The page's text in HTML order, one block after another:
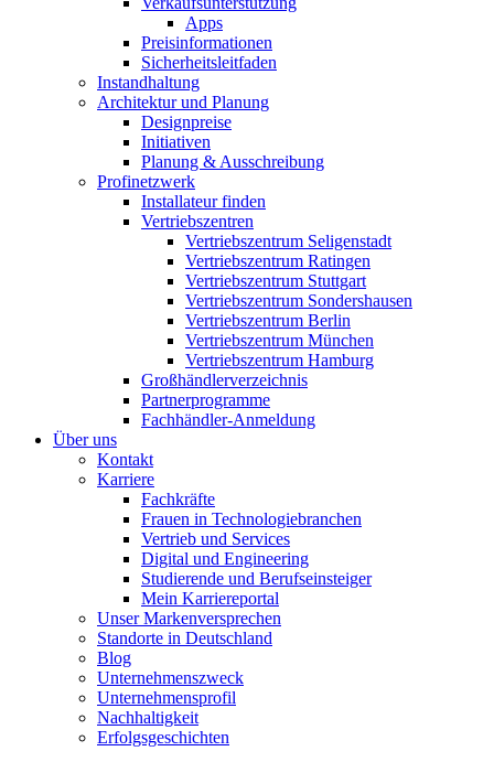
Apps
Preisinformationen
Sicherheitsleitfaden
Instandhaltung
Architektur und Planung
Designpreise
Initiativen
Planung & Ausschreibung
Profinetzwerk
Installateur finden
Vertriebszentren
Vertriebszentrum Seligenstadt
Vertriebszentrum Ratingen
Vertriebszentrum Stuttgart
Vertriebszentrum Sondershausen
Vertriebszentrum Berlin
Vertriebszentrum München
Vertriebszentrum Hamburg
Großhändlerverzeichnis
Partnerprogramme
Fachhändler-Anmeldung
Über uns
Kontakt
Karriere
Fachkräfte
Frauen in Technologiebranchen
Vertrieb und Services
Digital und Engineering
Studierende und Berufseinsteiger
Mein Karriereportal
Unser Markenversprechen
Standorte in Deutschland
Blog
Unternehmenszweck
Unternehmensprofil
Nachhaltigkeit
Erfolgsgeschichten